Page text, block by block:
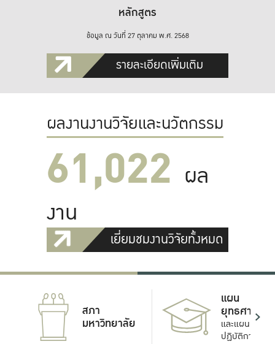
หลักสูตร
ข้อมูล ณ วันที่ 27 ตุลาคม พ.ศ. 2568
รายละเอียดเพิ่มเติม
ผลงานงานวิจัยและนวัตกรรม
61,022 ผล
งาน
เยี่ยมชมงานวิจัยทั้งหมด
สภา
มหาวิทยาลัย
แผน
ยุทธศาสตร์
และแผน
ปฏิบัติการ